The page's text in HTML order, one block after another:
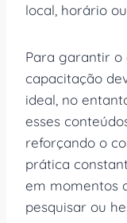
local, horário
Para garantir o
capacitação
ideal, no
esses
reforçando o
prática
em momentos
pesquisar ou